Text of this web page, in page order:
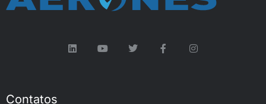
Contatos